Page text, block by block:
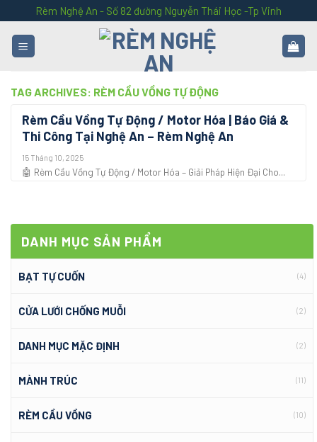
to
content
Rèm Nghệ An - Số 82 đường Nguyễn Thái Học -Tp Vinh
TAG ARCHIVES: RÈM CẦU VỒNG TỰ ĐỘNG
DANH MỤC SẢN PHẨM
BẠT TỰ CUỐN (4)
CỬA LƯỚI CHỐNG MUỖI (2)
DANH MỤC MẶC ĐỊNH (2)
MÀNH TRÚC (11)
RÈM CẦU VỒNG (10)
Rèm Cầu Vồng Tự Động / Motor Hóa | Báo Giá &
Thi Công Tại Nghệ An – Rèm Nghệ An
15 Tháng 10, 2025
🤖 Rèm Cầu Vồng Tự Động / Motor Hóa – Giải Pháp Hiện Đại Cho...